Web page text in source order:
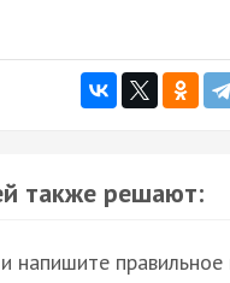
также решают:
напишите